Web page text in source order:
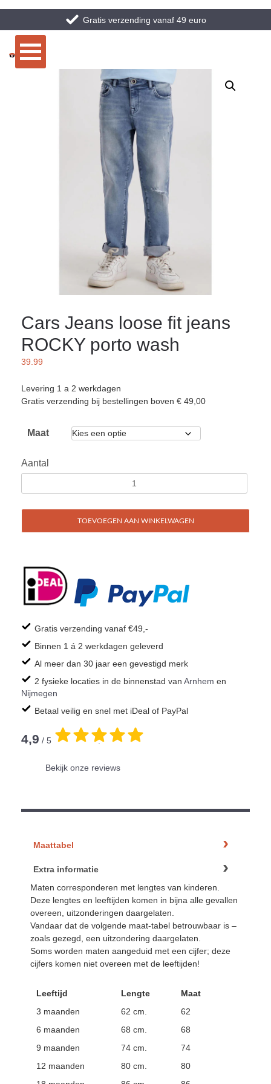
Gratis verzending vanaf 49 euro
Cars Jeans loose fit jeans
ROCKY porto wash
39.99
Levering 1 a 2 werkdagen
Gratis verzending bij bestellingen boven € 49,00
Maat
Aantal
TOEVOEGEN AAN WINKELWAGEN
Gratis verzending vanaf €49,-
Binnen 1 á 2 werkdagen geleverd
Al meer dan 30 jaar een gevestigd merk
2 fysieke locaties in de binnenstad van Arnhem en
Nijmegen
Betaal veilig en snel met iDeal of PayPal
4,9 / 5 .
Bekijk onze reviews
Maattabel
Extra informatie
Maten corresponderen met lengtes van kinderen.
Deze lengtes en leeftijden komen in bijna alle gevallen
overeen, uitzonderingen daargelaten.
Vandaar dat de volgende maat-tabel betrouwbaar is –
zoals gezegd, een uitzondering daargelaten.
Soms worden maten aangeduid met een cijfer; deze
cijfers komen niet overeen met de leeftijden!
Leeftijd Lengte
Maat
3 maanden
62 cm.
62
6 maanden
68 cm.
68
9 maanden
74 cm.
74
12 maanden
80 cm.
80